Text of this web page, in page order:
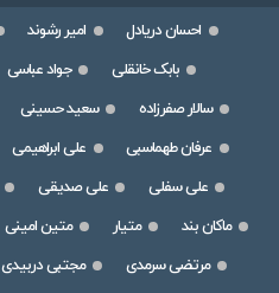
احسان دریادل امیر رشوند
بابک خانقلی
جواد عباسی
سالار صفرزاده
سعید حسینی
عرفان طهماسبی
علی ابراهیمی
علی سفلی
علی صدیقی
ماکان بند
متیار متین امینی
مرتضی سرمدی
مجتبی دربیدی